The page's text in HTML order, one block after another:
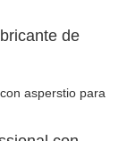
de